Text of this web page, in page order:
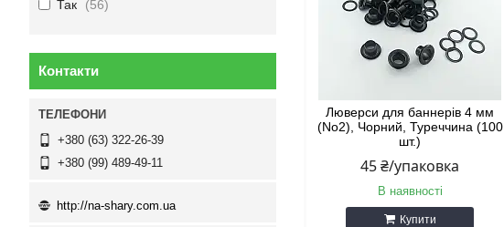
Люверси для баннерів 4 мм
(No2), Чорний, Туреччина (100
шт.)
45 ₴/упаковка
В наявності
Купити
Так
56
Контакти
+380 (63) 322-26-39
+380 (99) 489-49-11
http://na-shary.com.ua